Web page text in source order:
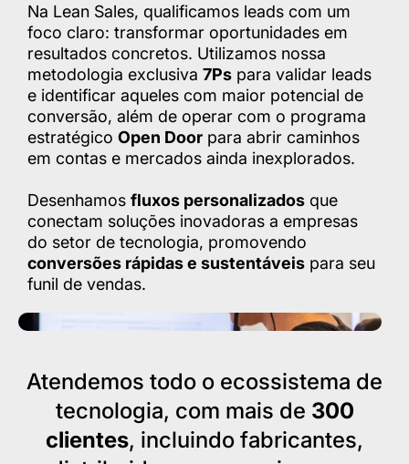
Na Lean Sales, qualificamos leads com um
foco claro: transformar oportunidades em
resultados concretos. Utilizamos nossa
metodologia exclusiva 7Ps para validar leads
e identificar aqueles com maior potencial de
conversão, além de operar com o programa
estratégico Open Door para abrir caminhos
em contas e mercados ainda inexplorados.
Desenhamos fluxos personalizados que
conectam soluções inovadoras a empresas
do setor de tecnologia, promovendo
conversões rápidas e sustentáveis para seu
funil de vendas.
Atendemos todo o ecossistema de
tecnologia, com mais de 300
clientes, incluindo fabricantes,